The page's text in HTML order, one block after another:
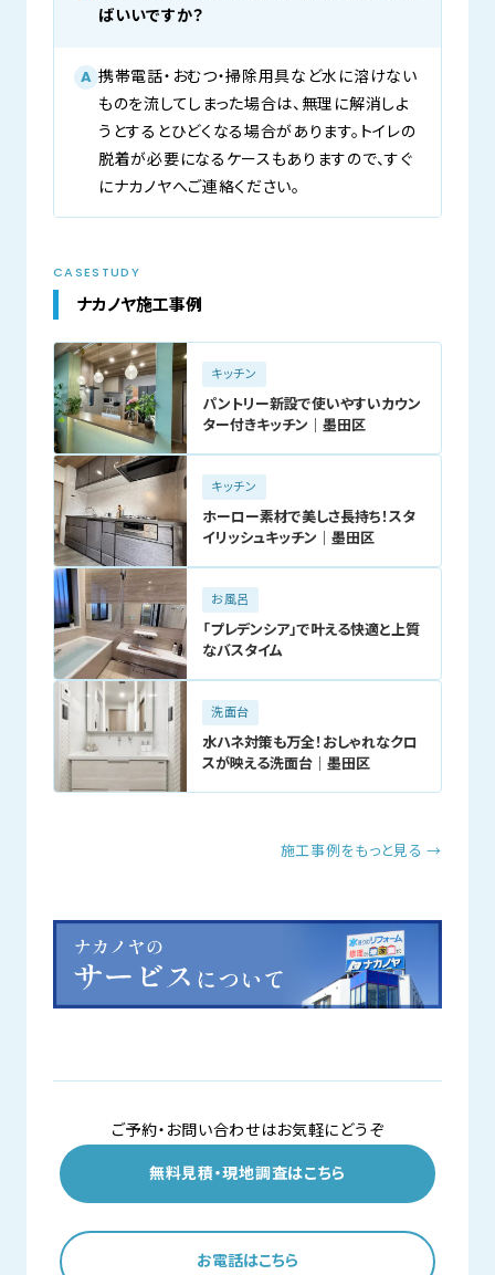
ばいいですか？
A 携帯電話・おむつ・掃除用具など水に溶けない
ものを流してしまった場合は、無理に解消しよ
うとするとひどくなる場合があります。トイレの
脱着が必要になるケースもありますので、すぐ
にナカノヤへご連絡ください。
CASESTUDY
ナカノヤ施工事例
キッチン
パントリー新設で使いやすいカウン
ター付きキッチン｜墨田区
キッチン
ホーロー素材で美しさ長持ち！スタ
イリッシュキッチン｜墨田区
お風呂
「プレデンシア」で叶える快適と上質
なバスタイム
洗面台
水ハネ対策も万全！おしゃれなクロ
スが映える洗面台｜墨田区
施工事例をもっと見る →
ご予約・お問い合わせはお気軽にどうぞ
無料見積・現地調査はこちら
お電話はこちら